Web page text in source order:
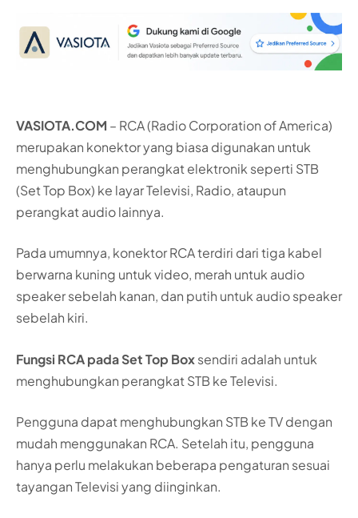
VASIOTA.COM – RCA (Radio Corporation of America)
merupakan konektor yang biasa digunakan untuk
menghubungkan perangkat elektronik seperti STB
(Set Top Box) ke layar Televisi, Radio, ataupun
perangkat audio lainnya.
Pada umumnya, konektor RCA terdiri dari tiga kabel
berwarna kuning untuk video, merah untuk audio
speaker sebelah kanan, dan putih untuk audio speaker
sebelah kiri.
Fungsi RCA pada Set Top Boxsendiri adalah untuk
menghubungkan perangkat STB ke Televisi.
Pengguna dapat menghubungkan STB ke TV dengan
mudah menggunakan RCA. Setelah itu, pengguna
hanya perlu melakukan beberapa pengaturan sesuai
tayangan Televisi yang diinginkan.